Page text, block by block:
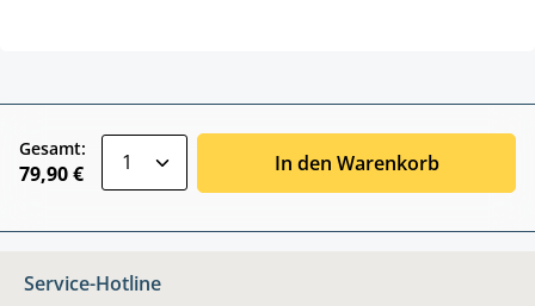
Gesamt:
79,90 € In den Warenkorb
Service-Hotline